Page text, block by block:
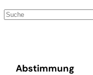
Abstimmung